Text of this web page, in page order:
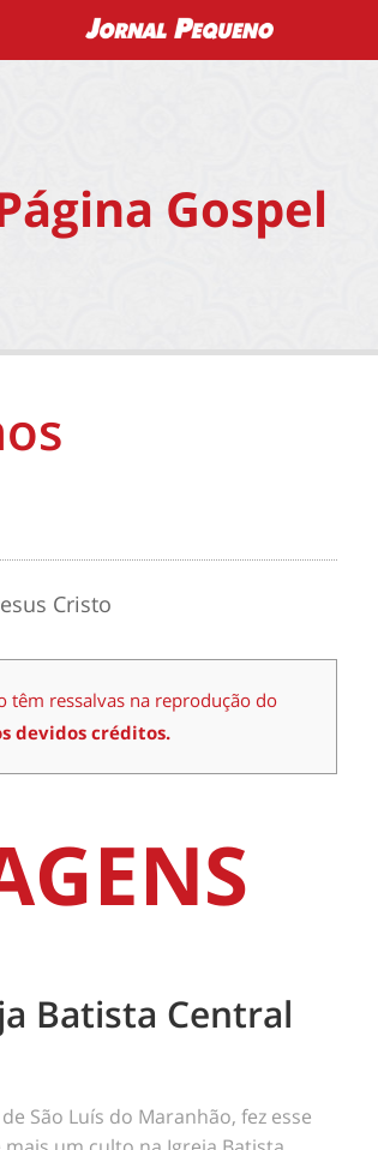
Gospel
Cristo
têm ressalvas na reprodução do
devidos créditos.
Batista Central
São Luís do Maranhão, fez esse